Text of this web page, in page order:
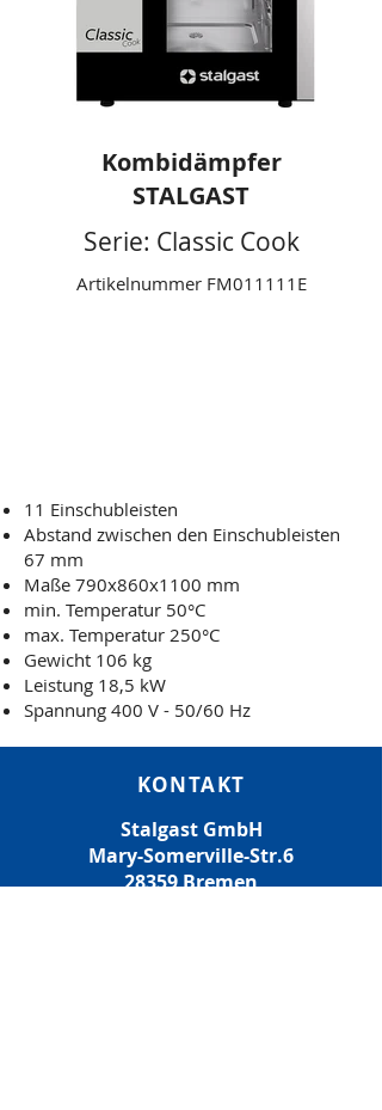
Kombidämpfer
STALGAST
11 Einschubleisten
Abstand zwischen den Einschubleisten
67 mm
Maße 790x860x1100 mm
min. Temperatur 50°C
max. Temperatur 250°C
Gewicht 106 kg
Leistung 18,5 kW
Spannung 400 V - 50/60 Hz
Artikelnummer FM011111E
Serie: Classic Cook
KONTAKT
Stalgast GmbH
Mary-Somerville-Str.6
28359 Bremen